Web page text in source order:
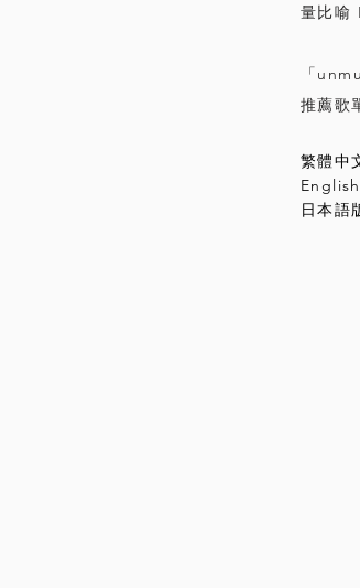
量比喻
「
推薦歌
繁體中
日本語